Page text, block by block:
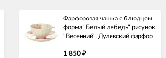
Фарфоровая чашка с блюдцем
форма "Белый лебедь" рисунок
"Весенний", Дулевский фарфор
1 850 ₽